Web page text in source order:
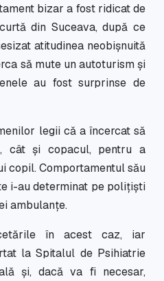
bizar a fost ridicat de
din Suceava, după ce
atitudinea neobișnuită
să mute un autoturism și
au fost surprinse de
legii că a încercat să
cât și copacul, pentru a
copil. Comportamentul său
i-au determinat pe polițiști
ambulanțe.
în acest caz, iar
la Spitalul de Psihiatrie
și, dacă va fi necesar,